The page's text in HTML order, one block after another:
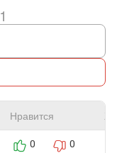
1
Нравится
0 0